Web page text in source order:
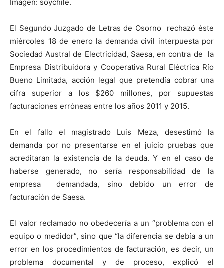
El Segundo Juzgado de Letras de Osorno rechazó éste
miércoles 18 de enero la demanda civil interpuesta por
Sociedad Austral de Electricidad, Saesa, en contra de la
Empresa Distribuidora y Cooperativa Rural Eléctrica Río
Bueno Limitada, acción legal que pretendía cobrar una
cifra superior a los $260 millones, por supuestas
facturaciones erróneas entre los años 2011 y 2015.
En el fallo el magistrado Luis Meza, desestimó la
demanda por no presentarse en el juicio pruebas que
acreditaran la existencia de la deuda. Y en el caso de
haberse generado, no sería responsabilidad de la
empresa demandada, sino debido un error de
facturación de Saesa.
El valor reclamado no obedecería a un “problema con el
equipo o medidor”, sino que “la diferencia se debía a un
error en los procedimientos de facturación, es decir, un
problema documental y de proceso, explicó el